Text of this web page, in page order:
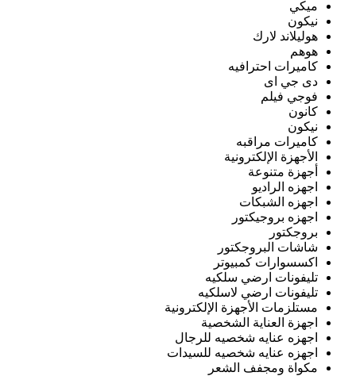
ميكي
نيكون
هوليلاند لارك
هوهم
كاميرات احترافيه
دى جي اى
فوجي فيلم
كانون
نيكون
كاميرات مراقبه
الأجهزة الإلكترونية
أجهزة متنوعة
اجهزه الراديو
اجهزه الشبكات
اجهزه بروجيكتور
بروجكتور
شاشات البروجكتور
اكسسوارات كمبيوتر
تليفونات ارضي سلكيه
تليفونات ارضي لاسلكيه
مستلزمات الأجهزة الإلكترونية
اجهزة العناية الشخصية
اجهزه عنايه شخصيه للرجال
اجهزه عنايه شخصيه للسيدات
مكواة ومجفف الشعر